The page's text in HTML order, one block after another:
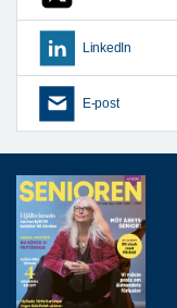
LinkedIn
E-post